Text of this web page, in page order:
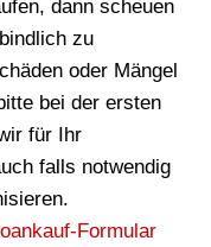
dann scheuen
zu
oder Mängel
bei der ersten
für Ihr
falls notwendig
Formular